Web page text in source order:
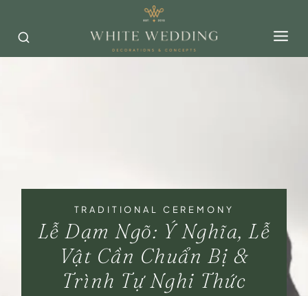
content
TRADITIONAL CEREMONY
Lễ Dạm Ngõ: Ý Nghĩa, Lễ
Vật Cần Chuẩn Bị &
Trình Tự Nghi Thức